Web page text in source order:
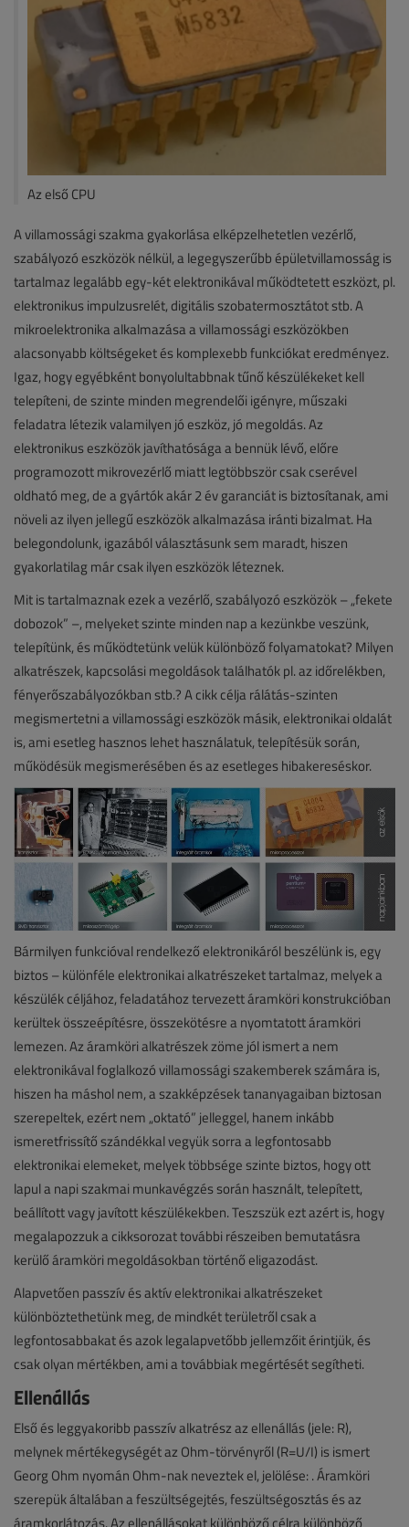
Az első CPU
A villamossági szakma gyakorlása elképzelhetetlen vezérlő,
szabályozó eszközök nélkül, a legegyszerűbb épületvillamosság is
tartalmaz legalább egy-két elektronikával működtetett eszközt, pl.
elektronikus impulzusrelét, digitális szobatermosztátot stb. A
mikroelektronika alkalmazása a villamossági eszközökben
alacsonyabb költségeket és komplexebb funkciókat eredményez.
Igaz, hogy egyébként bonyolultabbnak tűnő készülékeket kell
telepíteni, de szinte minden megrendelői igényre, műszaki
feladatra létezik valamilyen jó eszköz, jó megoldás. Az
elektronikus eszközök javíthatósága a bennük lévő, előre
programozott mikrovezérlő miatt legtöbbször csak cserével
oldható meg, de a gyártók akár 2 év garanciát is biztosítanak, ami
növeli az ilyen jellegű eszközök alkalmazása iránti bizalmat. Ha
belegondolunk, igazából választásunk sem maradt, hiszen
gyakorlatilag már csak ilyen eszközök léteznek.
Mit is tartalmaznak ezek a vezérlő, szabályozó eszközök – „fekete
dobozok” –, melyeket szinte minden nap a kezünkbe veszünk,
telepítünk, és működtetünk velük különböző folyamatokat? Milyen
alkatrészek, kapcsolási megoldások találhatók pl. az időrelékben,
fényerőszabályozókban stb.? A cikk célja rálátás-szinten
megismertetni a villamossági eszközök másik, elektronikai oldalát
is, ami esetleg hasznos lehet használatuk, telepítésük során,
működésük megismerésében és az esetleges hibakereséskor.
Bármilyen funkcióval rendelkező elektronikáról beszélünk is, egy
biztos – különféle elektronikai alkatrészeket tartalmaz, melyek a
készülék céljához, feladatához tervezett áramköri konstrukcióban
kerültek összeépítésre, összekötésre a nyomtatott áramköri
lemezen. Az áramköri alkatrészek zöme jól ismert a nem
elektronikával foglalkozó villamossági szakemberek számára is,
hiszen ha máshol nem, a szakképzések tananyagaiban biztosan
szerepeltek, ezért nem „oktató” jelleggel, hanem inkább
ismeretfrissítő szándékkal vegyük sorra a legfontosabb
elektronikai elemeket, melyek többsége szinte biztos, hogy ott
lapul a napi szakmai munkavégzés során használt, telepített,
beállított vagy javított készülékekben. Teszszük ezt azért is, hogy
megalapozzuk a cikksorozat további részeiben bemutatásra
kerülő áramköri megoldásokban történő eligazodást.
Alapvetően passzív és aktív elektronikai alkatrészeket
különböztethetünk meg, de mindkét területről csak a
legfontosabbakat és azok legalapvetőbb jellemzőit érintjük, és
csak olyan mértékben, ami a továbbiak megértését segítheti.
Ellenállás
Első és leggyakoribb passzív alkatrész az ellenállás (jele: R),
melynek mértékegységét az Ohm-törvényről (R=U/I) is ismert
Georg Ohm nyomán Ohm-nak neveztek el, jelölése: . Áramköri
szerepük általában a feszültségejtés, feszültségosztás és az
áramkorlátozás. Az ellenállásokat különböző célra különböző